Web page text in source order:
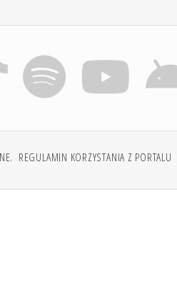
REGULAMIN KORZYSTANIA Z PORTALU